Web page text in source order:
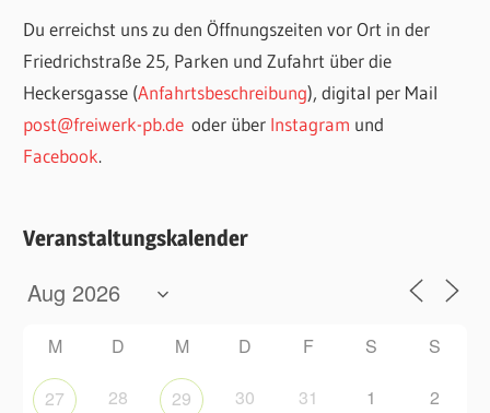
Du erreichst uns zu den Öffnungszeiten vor Ort in der
Friedrichstraße 25, Parken und Zufahrt über die
Heckersgasse (Anfahrtsbeschreibung), digital per Mail
post@freiwerk-pb.de oder über Instagram und
Facebook.
Veranstaltungskalender
M D M D F S S
27 28 29 30 31 1 2